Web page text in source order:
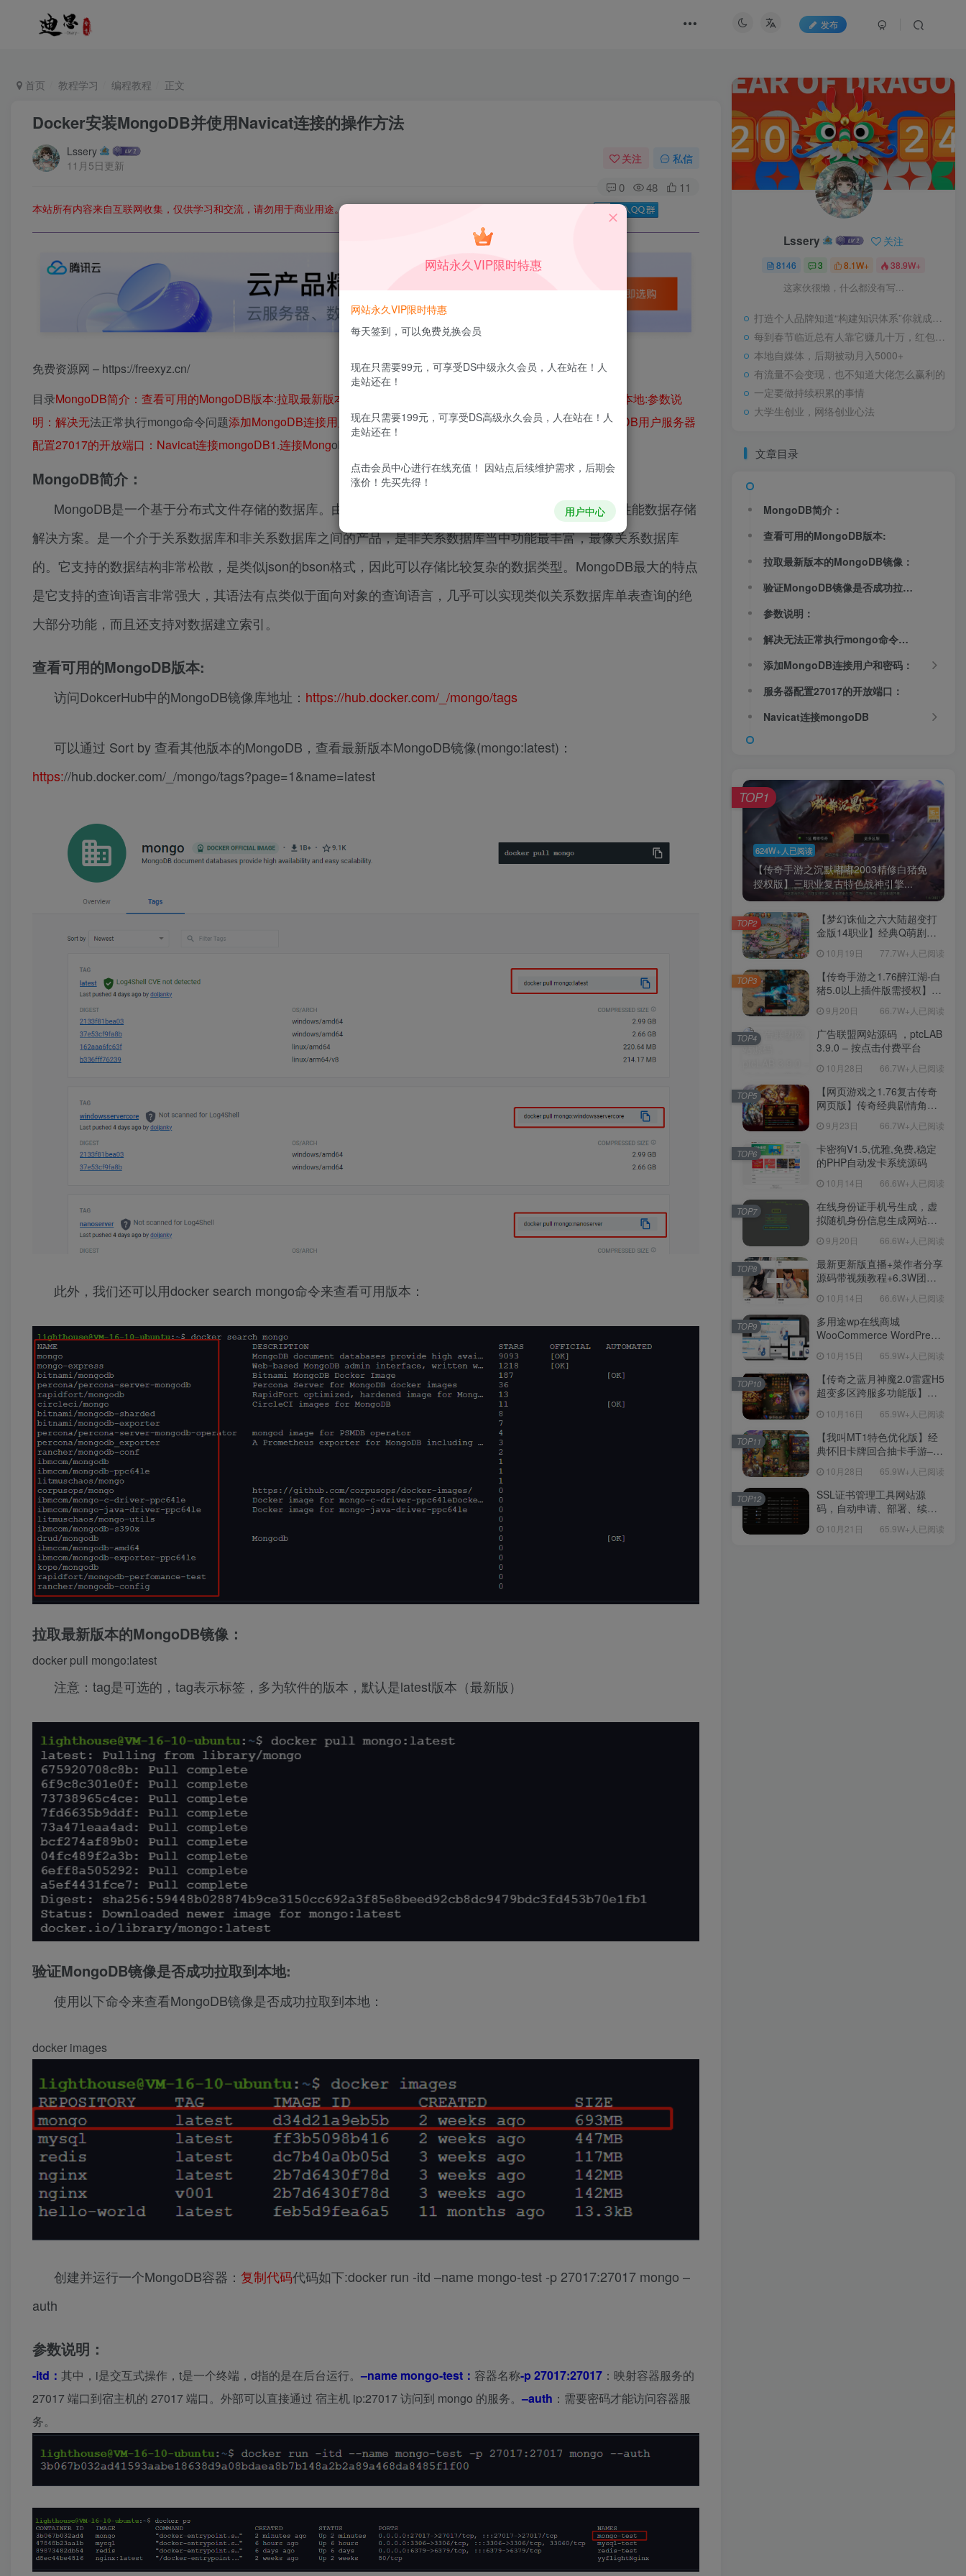
发布
首页 教程学习 编程教程 正文
Docker安装MongoDB并使用Navicat连接的操作方法
Lssery
11月5日更新
关注 私信
0 48 11
本站所有内容来自互联网收集，仅供学习和交流，请勿用于商业用途。如有侵权、不妥之处，请第一时间联系我们删除！Q群：
免费资源网 – https://freexyz.cn/
目录MongoDB简介： 查看可用的MongoDB版本:拉取最新版本的MongoDB镜像： 验证MongoDB镜像是否成功拉取到本地:参数说
明： 解决无法正常执行mongo命令问题添加MongoDB连接用户和密码：1、进入创建的MongoDB容器 2、创建MongoDB用户服务器
配置27017的开放端口： Navicat连接mongoDB1.连接MongoDB点击这个位置
MongoDB简介：
MongoDB是一个基于分布式文件存储的数据库。由C++语言编写。旨在为WEB应用提供可扩展的高性能数据存储
解决方案。是一个介于关系数据库和非关系数据库之间的产品，是非关系数据库当中功能最丰富，最像关系数据库
的。它支持的数据结构非常松散，是类似json的bson格式，因此可以存储比较复杂的数据类型。MongoDB最大的特点
是它支持的查询语言非常强大，其语法有点类似于面向对象的查询语言，几乎可以实现类似关系数据库单表查询的绝
大部分功能，而且还支持对数据建立索引。
查看可用的MongoDB版本:
访问DokcerHub中的MongoDB镜像库地址： https://hub.docker.com/_/mongo/tags
可以通过 Sort by 查看其他版本的MongoDB，查看最新版本MongoDB镜像(mongo:latest)：
https://hub.docker.com/_/mongo/tags?page=1&name=latest
此外，我们还可以用docker search mongo命令来查看可用版本：
拉取最新版本的MongoDB镜像：
docker pull mongo:latest
注意：tag是可选的，tag表示标签，多为软件的版本，默认是latest版本（最新版）
验证MongoDB镜像是否成功拉取到本地:
使用以下命令来查看MongoDB镜像是否成功拉取到本地：
docker images
创建并运行一个MongoDB容器： 复制代码代码如下:docker run -itd –name mongo-test -p 27017:27017 mongo –
auth
参数说明：
-itd： 其中，i是交互式操作，t是一个终端，d指的是在后台运行。 –name mongo-test： 容器名称-p 27017:27017 ：映射容器服务的
27017 端口到宿主机的 27017 端口。外部可以直接通过 宿主机 ip:27017 访问到 mongo 的服务。 –auth ：需要密码才能访问容器服
务。
Lssery 关注
8146 3 8.1W+ 38.9W+
这家伙很懒，什么都没有写...
打造个人品牌知道“构建知识体系”你就成功了一半
每到春节临近总有人靠它赚几十万，红包封面玩法拆解！
本地自媒体，后期被动月入5000+
有流量不会变现，也不知道大佬怎么赢利的
一定要做持续积累的事情
大学生创业，网络创业心法
文章目录
MongoDB简介：
查看可用的MongoDB版本:
拉取最新版本的MongoDB镜像：
验证MongoDB镜像是否成功拉取到本地:
参数说明：
解决无法正常执行mongo命令问题
添加MongoDB连接用户和密码：
服务器配置27017的开放端口：
Navicat连接mongoDB
624W+人已阅读
【传奇手游之沉默嘟嘟2003精修白猪免
授权版】三职业复古特色战神引擎...
TOP1
【梦幻诛仙之六大陆超变打
金版14职业】经典Q萌剧情
Linux服务端源码视频架设教
程-新版多功能GM网页后台
工具-安卓苹果IOS双端版
本！
10月19日 77.7W+人已阅读
TOP2
【传奇手游之1.76醉江湖-白
猪5.0以上插件版需授权】三
手游-Win服务端源码视频架
设教程-新版GM多功能网页
授权物品后台-九层妖塔-法宠
系统-历练殿堂-尸家重地-GM
直冲网页后台-安卓苹果IOS
双端版本！
9月20日 66.7W+人已阅读
TOP3
广告联盟网站源码 ，ptcLAB
3.9.0 – 按点击付费平台
10月28日 66.7W+人已阅读
TOP4
【网页游戏之1.76复古传奇
网页版】传奇经典剧情角色
Win服务端源码视频架设教
程！
9月23日 66.7W+人已阅读
TOP5
卡密狗V1.5,优雅,免费,稳定
的PHP自动发卡系统源码
10月14日 66.6W+人已阅读
TOP6
在线身份证手机号生成，虚
拟随机身份信息生成网站源
9月20日 66.6W+人已阅读
TOP7
最新更新版直播+菜作者分享
源码带视频教程+6.3W团购
【源码+教程】
10月14日 66.6W+人已阅读
TOP8
多用途wp在线商城
WooCommerce WordPress
10月15日 65.9W+人已阅读
TOP9
【传奇之蓝月神魔2.0雷霆H5
超变多区跨服多功能版】三
理单机一键即玩镜像端-打包
Linux服务端源码-视频架设
教程
10月16日 65.9W+人已阅读
TOP10
【我叫MT1特色优化版】经
典怀旧卡牌回合抽卡手游–打
教程-多功能GM后台工具-网
页注册-安卓版本！
10月28日 65.9W+人已阅读
TOP11
SSL证书管理工具网站源
码，自动申请、部署、续期
10月21日 65.9W+人已阅读
TOP12
网站永久VIP限时特惠
网站永久VIP限时特惠
每天签到，可以免费兑换会员
现在只需要99元，可享受DS中级永久会员，人在站在！人
走站还在！
现在只需要199元，可享受DS高级永久会员，人在站在！人
走站还在！
点击会员中心进行在线充值！ 因站点后续维护需求，后期会
涨价！先买先得！
用户中心